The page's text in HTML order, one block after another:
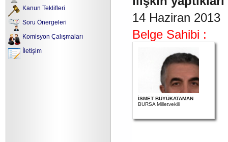
Kanun Teklifleri
Soru Önergeleri
Komisyon Çalışmaları
İletişim
14 Haziran 2013
Belge Sahibi :
İSMET BÜYÜKATAMAN
BURSA Milletvekili